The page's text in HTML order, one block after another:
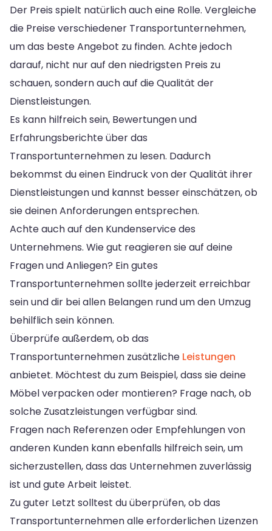
Der Preis spielt natürlich auch eine Rolle. Vergleiche
die Preise verschiedener Transportunternehmen,
um das beste Angebot zu finden. Achte jedoch
darauf, nicht nur auf den niedrigsten Preis zu
schauen, sondern auch auf die Qualität der
Dienstleistungen.
Es kann hilfreich sein, Bewertungen und
Erfahrungsberichte über das
Transportunternehmen zu lesen. Dadurch
bekommst du einen Eindruck von der Qualität ihrer
Dienstleistungen und kannst besser einschätzen, ob
sie deinen Anforderungen entsprechen.
Achte auch auf den Kundenservice des
Unternehmens. Wie gut reagieren sie auf deine
Fragen und Anliegen? Ein gutes
Transportunternehmen sollte jederzeit erreichbar
sein und dir bei allen Belangen rund um den Umzug
behilflich sein können.
Überprüfe außerdem, ob das
Transportunternehmen zusätzliche Leistungen
anbietet. Möchtest du zum Beispiel, dass sie deine
Möbel verpacken oder montieren? Frage nach, ob
solche Zusatzleistungen verfügbar sind.
Fragen nach Referenzen oder Empfehlungen von
anderen Kunden kann ebenfalls hilfreich sein, um
sicherzustellen, dass das Unternehmen zuverlässig
ist und gute Arbeit leistet.
Zu guter Letzt solltest du überprüfen, ob das
Transportunternehmen alle erforderlichen Lizenzen